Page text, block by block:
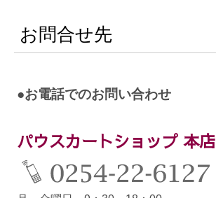
お問合せ先
●お電話でのお問い合わせ
パウスカートショップ 本店